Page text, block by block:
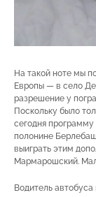
На такой ноте мы
Европы — в село
разрешение у
Поскольку было
сегодня
полонине
выиграть этим
Мармарошский.
Водитель